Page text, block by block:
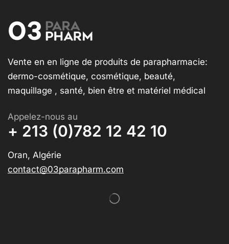
Vente en en ligne de produits de parapharmacie:
dermo-cosmétique, cosmétique, beauté,
maquillage , santé, bien être et matériel médical
Appelez-nous au
+ 213 (0)782 12 42 10
Oran, Algérie
contact@03parapharm.com